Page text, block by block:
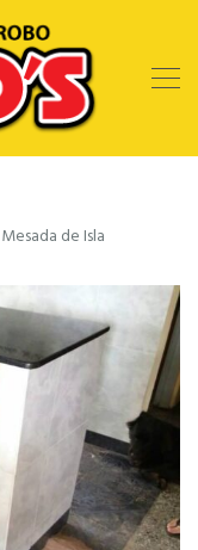
de Isla